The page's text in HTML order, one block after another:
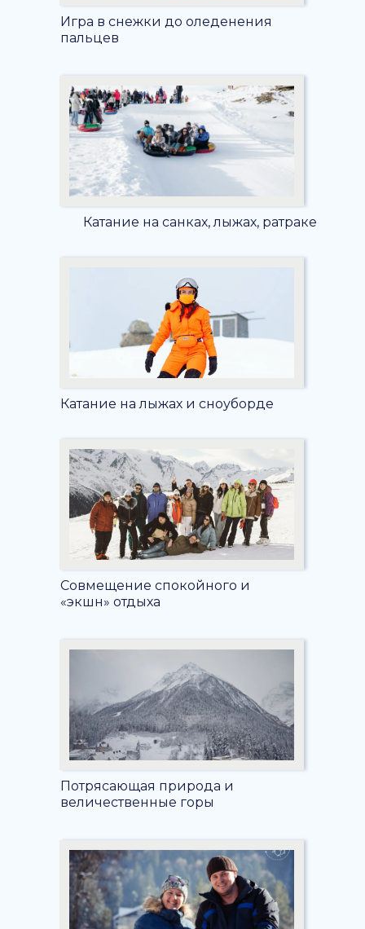
Игра в снежки до оледенения
пальцев
Катание на санках, лыжах, ратраке
Катание на лыжах и сноуборде
Совмещение спокойного и
«экшн» отдыха
Потрясающая природа и
величественные горы